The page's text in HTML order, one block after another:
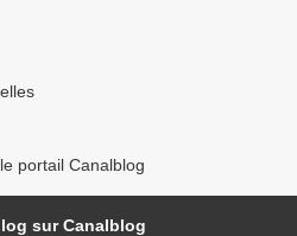
portail Canalblog
sur Canalblog